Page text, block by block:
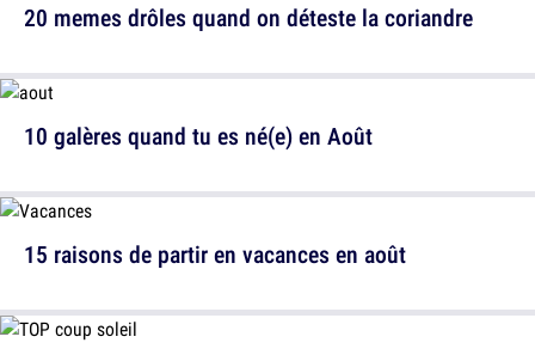
20 memes drôles quand on déteste la coriandre
15 raisons de partir en vacances en août
10 galères quand tu es né(e) en Août